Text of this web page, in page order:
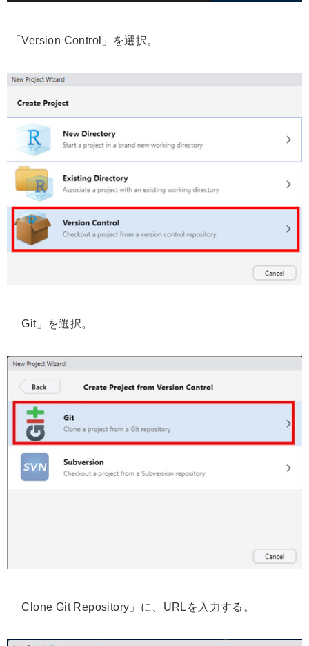
「Version Control」を選択。
「Git」を選択。
「Clone Git Repository」に、URLを入力する。